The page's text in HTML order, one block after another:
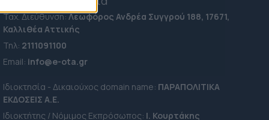
Ταχ. Διεύθυνση:Λεωφόρος Ανδρέα Συγγρού 188, 17671,
Καλλιθέα Αττικής
Τηλ: 2111091100
Εmail: info@e-ota.gr
Ιδιοκτησία - Δικαιούχος domain name: ΠΑΡΑΠΟΛΙΤΙΚΑ
ΕΚΔΟΣΕΙΣ A.E.
Ιδιοκτήτης / Νόμιμος Εκπρόσωπος: Ι. Κουρτάκης